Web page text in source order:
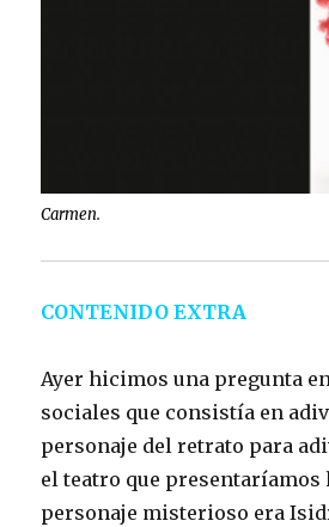
Carmen.
CONTENIDO EXTRA
Ayer hicimos una pregunta
sociales que consistía en
personaje del retrato para
el teatro que presentaríamos
personaje misterioso era